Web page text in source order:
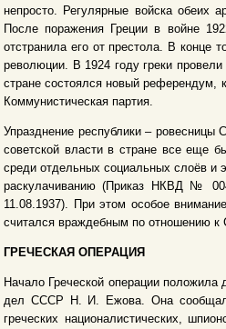
непросто. Регулярные войска обеих
После поражения Греции в войне
отстранила его от престола. В конце
революции. В 1924 году греки
стране состоялся новый референдум,
Коммунистическая партия.
Упразднение республики –
советской власти в стране все еще
среди отдельных социальных слоёв и
раскулачиванию (Приказ НКВД №
11.08.1937). При этом особое
считался враждебным по отношению к
ГРЕЧЕСКАЯ ОПЕРАЦИЯ
Начало Греческой операции положила
дел СССР Н. И. Ежова. Она
греческих националистических,